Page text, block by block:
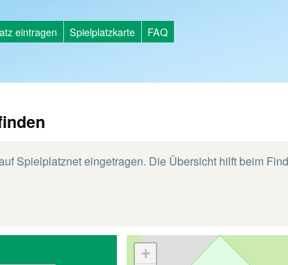
eintragen Spielplatzkarte FAQ
Spielplatznet eingetragen. Die Übersicht hilft beim
+